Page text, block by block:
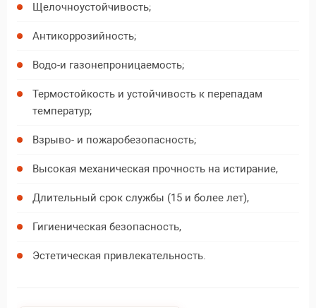
Щелочноустойчивость;
Антикоррозийность;
Водо-и газонепроницаемость;
Термостойкость и устойчивость к перепадам
температур;
Взрыво- и пожаробезопасность;
Высокая механическая прочность на истирание,
Длительный срок службы (15 и более лет),
Гигиеническая безопасность,
Эстетическая привлекательность.